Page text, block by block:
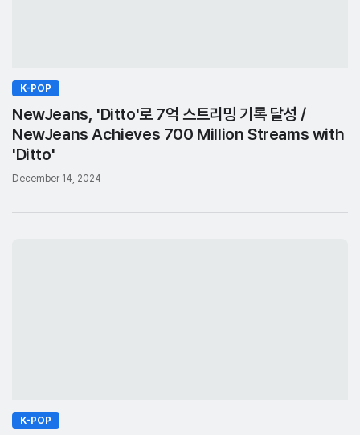
K-POP
NewJeans, 'Ditto'로 7억 스트리밍 기록 달성 /
NewJeans Achieves 700 Million Streams with
'Ditto'
December 14, 2024
K-POP